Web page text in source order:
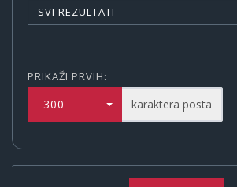
SVI REZULTATI
PRIKAŽI PRVIH:
300 karaktera posta